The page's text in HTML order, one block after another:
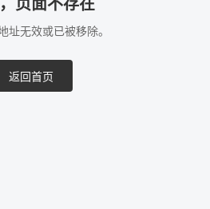
页面不存在
址无效或已被移除。
返回首页